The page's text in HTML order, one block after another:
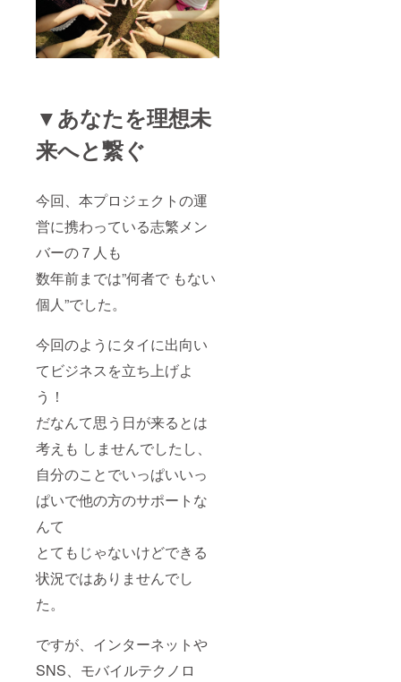
▼あなたを理想未
来へと繋ぐ
今回、本プロジェクトの運
営に携わっている志繁メン
バーの７人も
数年前までは”何者で もない
個人”でした。
今回のようにタイに出向い
てビジネスを立ち上げよ
う！
だなんて思う日が来るとは
考えも しませんでしたし、
自分のことでいっぱいいっ
ぱいで他の方のサポートな
んて
とてもじゃないけどできる
状況ではありませんでし
た。
ですが、インターネットや
SNS、モバイルテクノロ